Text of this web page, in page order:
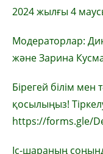
2024 жылғы 4
Модераторлар:
және Зарина
Бірегей білім мен
қосылыңыз!
https://forms.gle/
Іс-шараның